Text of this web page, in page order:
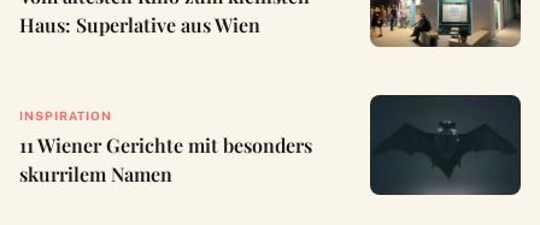
Haus: Superlative aus Wien
INSPIRATION
11 Wiener Gerichte mit besonders
skurrilem Namen